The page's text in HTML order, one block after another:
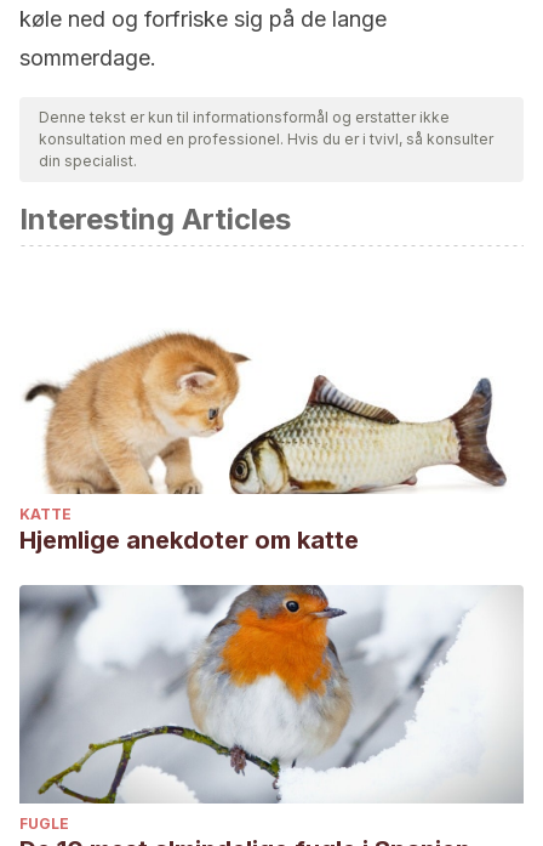
køle ned og forfriske sig på de lange
sommerdage.
Denne tekst er kun til informationsformål og erstatter ikke
konsultation med en professionel. Hvis du er i tvivl, så konsulter
din specialist.
Interesting Articles
KATTE
Hjemlige anekdoter om katte
FUGLE